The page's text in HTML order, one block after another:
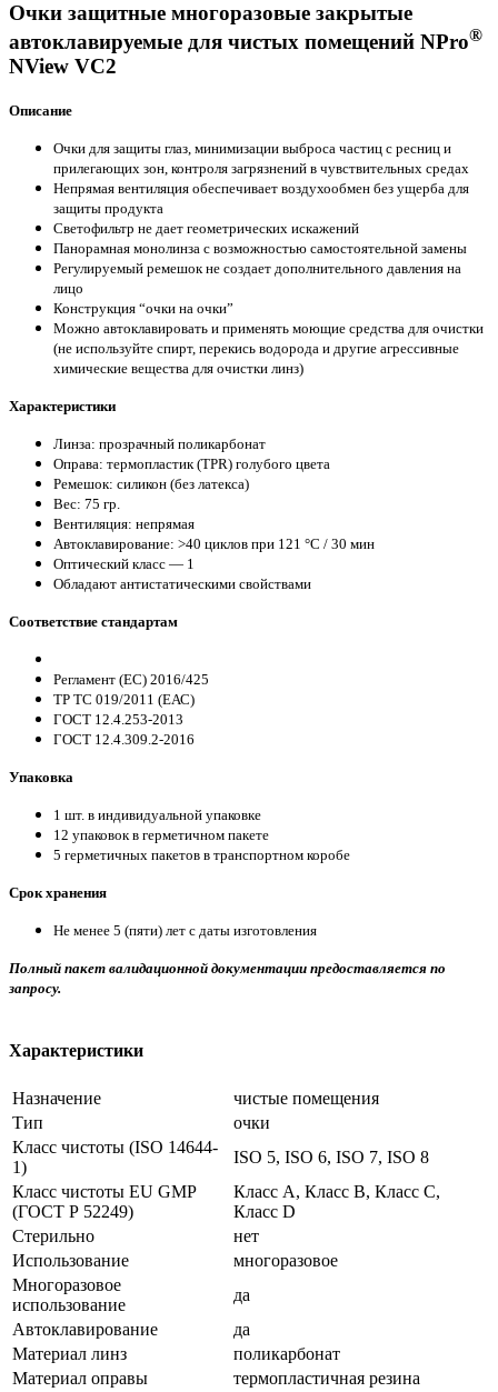
Очки защитные многоразовые закрытые
автоклавируемые для чистых помещений NPro®
NView VC2
Описание
Очки для защиты глаз, минимизации выброса частиц с ресниц и
прилегающих зон, контроля загрязнений в чувствительных средах
Непрямая вентиляция обеспечивает воздухообмен без ущерба для
защиты продукта
Светофильтр не дает геометрических искажений
Панорамная монолинза с возможностью самостоятельной замены
Регулируемый ремешок не создает дополнительного давления на
лицо
Конструкция “очки на очки”
Можно автоклавировать и применять моющие средства для очистки
(не используйте спирт, перекись водорода и другие агрессивные
химические вещества для очистки линз)
Характеристики
Линза: прозрачный поликарбонат
Оправа: термопластик (TPR) голубого цвета
Ремешок: силикон (без латекса)
Вес: 75 гр.
Вентиляция: непрямая
Автоклавирование: >40 циклов при 121 °С / 30 мин
Оптический класс — 1
Обладают антистатическими свойствами
Соответствие стандартам
Регламент (ЕС) 2016/425
ТР ТС 019/2011 (ЕАС)
ГОСТ 12.4.253-2013
ГОСТ 12.4.309.2-2016
Упаковка
1 шт. в индивидуальной упаковке
12 упаковок в герметичном пакете
5 герметичных пакетов в транспортном коробе
Срок хранения
Не менее 5 (пяти) лет с даты изготовления
Полный пакет валидационной документации предоставляется по
запросу.
Характеристики
Назначение
чистые помещения
Тип
очки
Класс чистоты (ISO 14644-
1)
ISO 5, ISO 6, ISO 7, ISO 8
Класс чистоты EU GMP
(ГОСТ Р 52249)
Класс A, Класс B, Класс C,
Класс D
Стерильно
нет
Использование
многоразовое
Многоразовое
использование
да
Автоклавирование
да
Материал линз
поликарбонат
Материал оправы
термопластичная резина